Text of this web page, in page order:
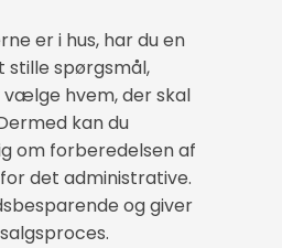
er i hus, har du en
stille spørgsmål,
hvem, der skal
kan du
om forberedelsen af
det administrative.
og giver